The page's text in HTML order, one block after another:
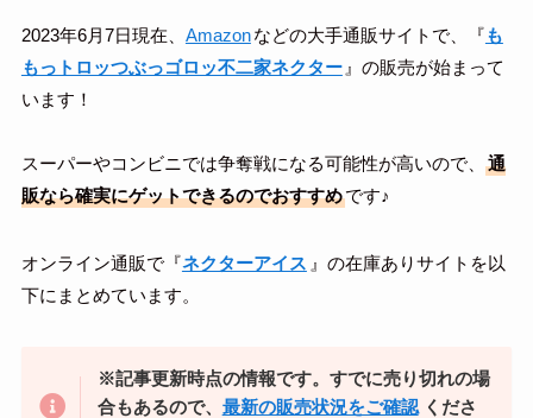
2023年6月7日現在、 Amazonなどの大手通販サイトで、『も
もっトロッつぶっゴロッ不二家ネクター 』の販売が始まって
います！
スーパーやコンビニでは争奪戦になる可能性が高いので、
通
販なら確実にゲットできるのでおすすめです♪
オンライン通販で『ネクターアイス 』の在庫ありサイトを以
下にまとめています。
※記事更新時点の情報です。すでに売り切れの場
合もあるので、 最新の販売状況をご確認 くださ